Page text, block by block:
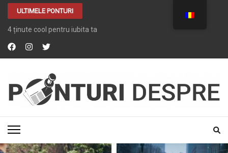
ULTIMELE PONTURI
4 ținute cool pentru iubita ta
PONTURI DESPRE